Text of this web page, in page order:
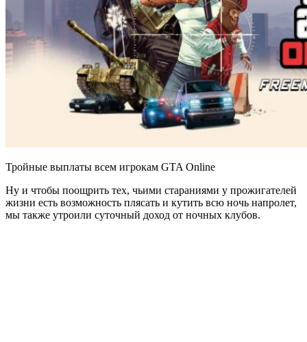
Тройные выплаты всем игрокам GTA Online
Ну и чтобы поощрить тех, чьими стараниями у прожигателей
жизни есть возможность плясать и кутить всю ночь напролет,
мы также утроили суточный доход от ночных клубов.